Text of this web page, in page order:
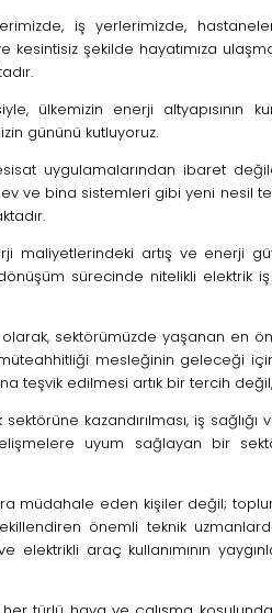
iş yerlerimizde,
kesintisiz şekilde hayatımıza
ülkemizin enerji altyapısının
gününü kutluyoruz.
uygulamalarından ibaret
ev ve bina sistemleri gibi yeni nesil
maliyetlerindeki artış ve enerji
sürecinde nitelikli
olarak, sektörümüzde yaşanan
mesleğinin geleceği
teşvik edilmesi artık bir tercih
kazandırılması, iş sağlığı
uyum sağlayan bir sektör
müdahale eden kişiler değil;
önemli teknik
elektrikli araç kullanımının